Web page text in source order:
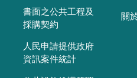
書面之公共工程及
採購契約
人民申請提供政府
資訊案件統計
關